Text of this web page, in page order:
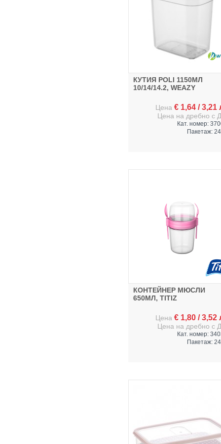
КУТИЯ POLI 1150МЛ
10/14/14.2, WEAZY
Цена € 1,64 /3,21
Цена на дребно с
Кат. номер:
Пакетаж:
КОНТЕЙНЕР МЮСЛИ
650МЛ, TITIZ
Цена € 1,80 /3,52
Цена на дребно с
Кат. номер:
Пакетаж: